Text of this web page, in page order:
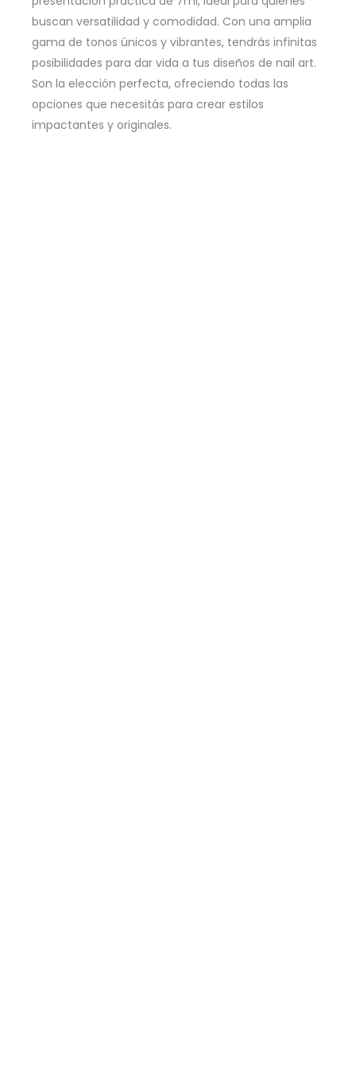
buscan versatilidad y comodidad. Con una amplia
gama de tonos únicos y vibrantes, tendrás infinitas
posibilidades para dar vida a tus diseños de nail art.
Son la elección perfecta, ofreciendo todas las
opciones que necesitás para crear estilos
impactantes y originales.